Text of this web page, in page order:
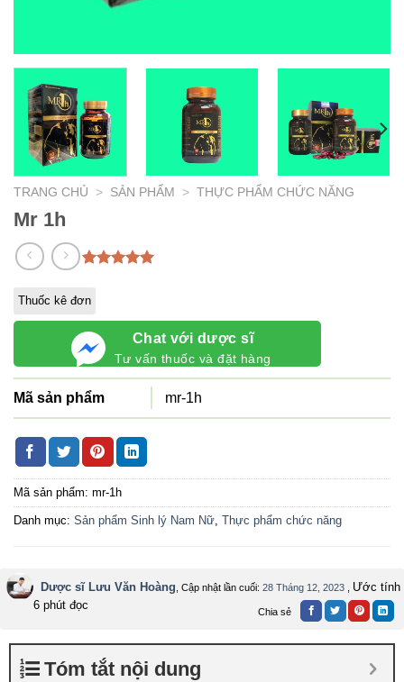
TRANG CHỦ > SẢN PHẨM > THỰC PHẨM CHỨC NĂNG
Chat với dược sĩ
Tư vấn thuốc và đặt hàng
Mr 1h
Thuốc kê đơnđánh giá
Mã sản phẩm mr-1h
Mã sản phẩm: mr-1h
Danh mục: Sản phẩm Sinh lý Nam Nữ, Thực phẩm chức năng
Dược sĩ Lưu Văn Hoàng , Cập nhật lần cuối: 28 Tháng 12, 2023
Ước tính
6 phút đọc
Chia sẻ
Tóm tắt nội dung